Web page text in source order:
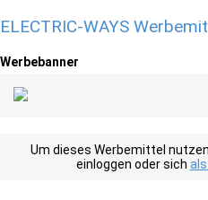
ELECTRIC-WAYS
Werbebanner
Um dieses Werbemittel
einloggen oder sich